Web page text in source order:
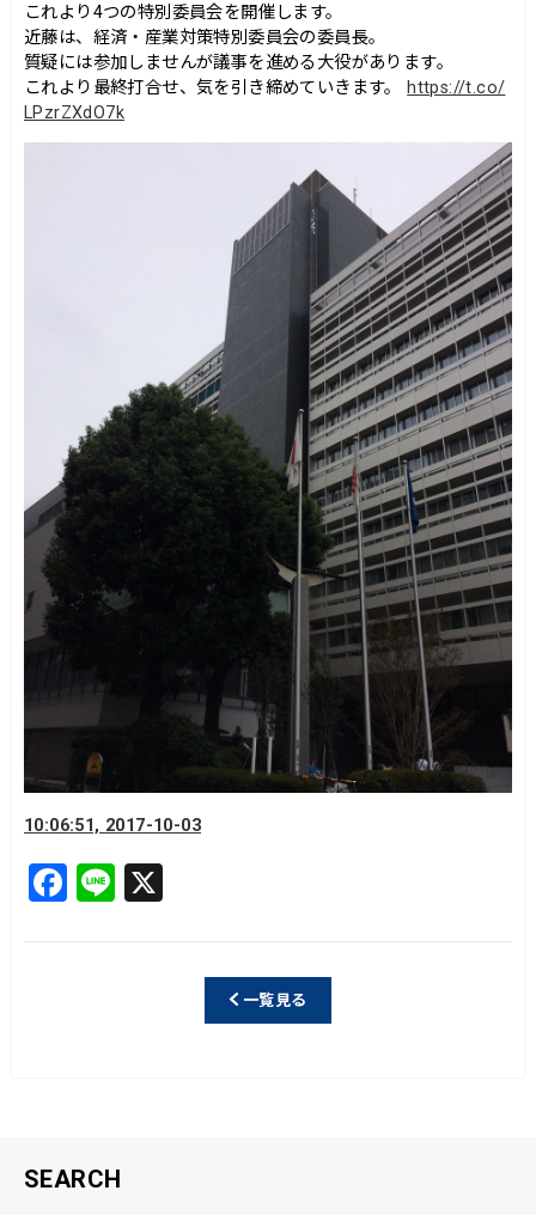
これより4つの特別委員会を開催します。
近藤は、経済・産業対策特別委員会の委員長。
質疑には参加しませんが議事を進める大役があります。
これより最終打合せ、気を引き締めていきます。
https://t.co/
LPzrZXdO7k
10:06:51, 2017-10-03
F
a
c
Li
n
e
一覧見る
SEARCH